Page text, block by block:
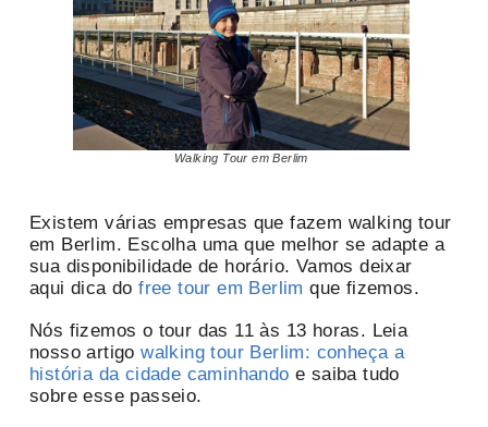
Walking Tour em Berlim
Existem várias empresas que fazem walking tour
em Berlim. Escolha uma que melhor se adapte a
sua disponibilidade de horário. Vamos deixar
aqui dica dofree tour em Berlim que fizemos.
Nós fizemos o tour das 11 às 13 horas. Leia
nosso artigowalking tour Berlim: conheça a
história da cidade caminhando e saiba tudo
sobre esse passeio.